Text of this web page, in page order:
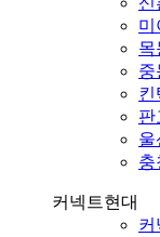
미
목
중
킨
판
울
충
커넥트현대
커